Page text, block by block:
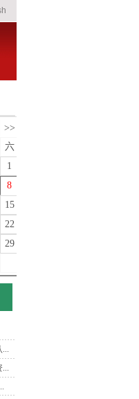
>>
六
1
8
15
22
29
...
...